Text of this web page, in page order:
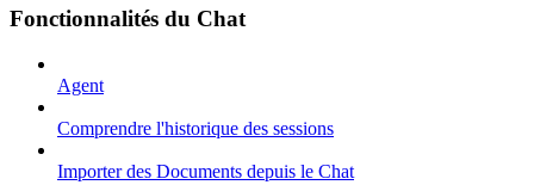
Fonctionnalités du Chat
Agent
Comprendre l'historique des sessions
Importer des Documents depuis le Chat